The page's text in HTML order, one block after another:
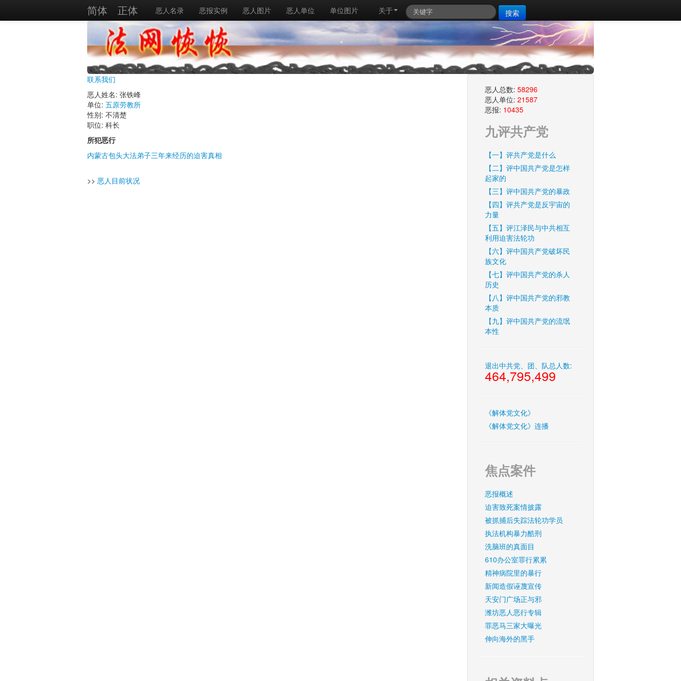
简体 正体 恶人名录 恶报实例 恶人图片 恶人单位 单位图片 搜索
关于
联系我们
恶人姓名: 张铁峰
单位: 五原劳教所
性别: 不清楚
职位: 科长
所犯恶行
内蒙古包头大法弟子三年来经历的迫害真相
>> 恶人目前状况
恶人总数: 58296
恶人单位: 21587
恶报: 10435
九评共产党
【一】评共产党是什么
【二】评中国共产党是怎样
起家的
【三】评中国共产党的暴政
【四】评共产党是反宇宙的
力量
【五】评江泽民与中共相互
利用迫害法轮功
【六】评中国共产党破坏民
族文化
【七】评中国共产党的杀人
历史
【八】评中国共产党的邪教
本质
【九】评中国共产党的流氓
本性
退出中共党、团、队总人数:
464,795,499
《解体党文化》
《解体党文化》连播
焦点案件
恶报概述
迫害致死案情披露
被抓捕后失踪法轮功学员
执法机构暴力酷刑
洗脑班的真面目
610办公室罪行累累
精神病院里的暴行
新闻造假诬蔑宣传
天安门广场正与邪
潍坊恶人恶行专辑
罪恶马三家大曝光
伸向海外的黑手